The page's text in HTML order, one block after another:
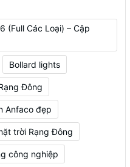
(Full Các Loại) – Cập
Bollard lights
Đông
Anfaco đẹp
trời Rạng Đông
công nghiệp